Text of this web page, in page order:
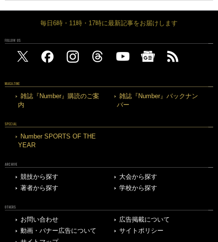
毎日6時・11時・17時に最新記事をお届けします
FOLLOW US
MAGAZINE
雑誌『Number』購読のご案
内
雑誌『Number』バックナン
バー
SPECIAL
Number SPORTS OF THE
YEAR
ARCHIVE
競技から探す
大会から探す
著者から探す
学校から探す
OTHERS
お問い合わせ
広告掲載について
動画・バナー広告について
サイトポリシー